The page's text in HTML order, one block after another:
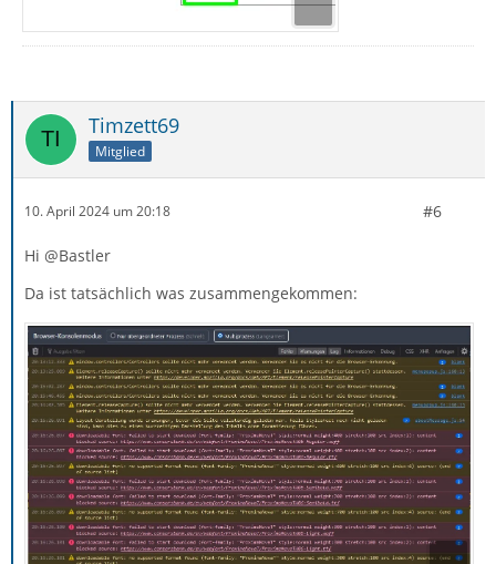
Timzett69
Mitglied
10. April 2024 um 20:18 #6
Hi @Bastler
Da ist tatsächlich was zusammengekommen: